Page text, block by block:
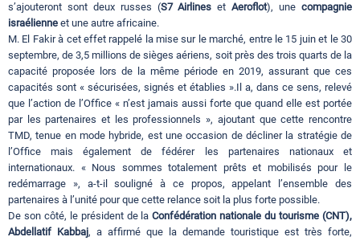
s’ajouteront sont deux russes (S7 Airlines etAeroflot), unecompagnie
israélienne et une autre africaine.
M. El Fakir à cet effet rappelé la mise sur le marché, entre le 15 juin et le 30
septembre, de 3,5 millions de sièges aériens, soit près des trois quarts de la
capacité proposée lors de la même période en 2019, assurant que ces
capacités sont « sécurisées, signés et établies ».Il a, dans ce sens, relevé
que l’action de l’Office « n’est jamais aussi forte que quand elle est portée
par les partenaires et les professionnels », ajoutant que cette rencontre
TMD, tenue en mode hybride, est une occasion de décliner la stratégie de
l’Office mais également de fédérer les partenaires nationaux et
internationaux. « Nous sommes totalement prêts et mobilisés pour le
redémarrage », a-t-il souligné à ce propos, appelant l’ensemble des
partenaires à l’unité pour que cette relance soit la plus forte possible.
De son côté, le président de laConfédération nationale du tourisme (CNT),
Abdellatif Kabbaj, a affirmé que la demande touristique est très forte,